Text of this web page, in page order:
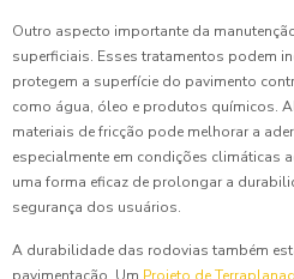
Outro aspecto importante da
superficiais. Esses tratamentos podem
protegem a superfície do pavimento
como água, óleo e produtos químicos.
materiais de fricção pode melhorar a
especialmente em condições climáticas
uma forma eficaz de prolongar a
segurança dos usuários.
A durabilidade das rodovias também